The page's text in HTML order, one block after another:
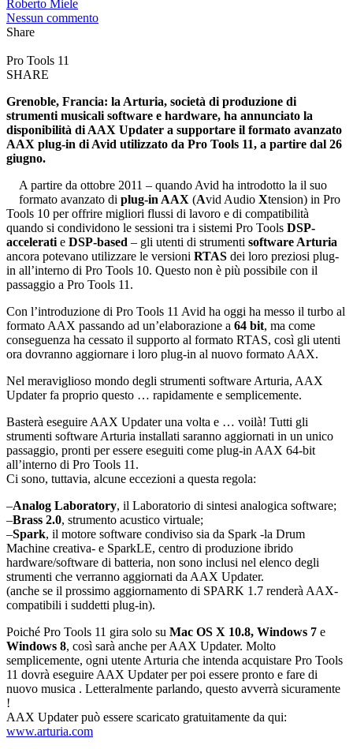
Roberto Miele
Nessun commento
Share
Pro Tools 11
SHARE
Grenoble, Francia: la Arturia, società di produzione di
strumenti musicali software e hardware, ha annunciato la
disponibilità di AAX Updater a supportare il formato avanzato
AAX plug-in di Avid utilizzato da Pro Tools 11, a partire dal 26
giugno.
A partire da ottobre 2011 – quando Avid ha introdotto la il suo
formato avanzato di plug-in AAX (Avid Audio Xtension) in Pro
Tools 10 per offrire migliori flussi di lavoro e di compatibilità
quando si condividono le sessioni tra i sistemi Pro Tools DSP-
accelerati e DSP-based – gli utenti di strumenti software Arturia
ancora potevano utilizzare le versioni RTAS dei loro preziosi plug-
in all’interno di Pro Tools 10. Questo non è più possibile con il
passaggio a Pro Tools 11.
Con l’introduzione di Pro Tools 11 Avid ha oggi ha messo il turbo al
formato AAX passando ad un’elaborazione a 64 bit, ma come
conseguenza ha cessato il supporto al formato RTAS, così gli utenti
ora dovranno aggiornare i loro plug-in al nuovo formato AAX.
Nel meraviglioso mondo degli strumenti software Arturia, AAX
Updater fa proprio questo … rapidamente e semplicemente.
Basterà eseguire AAX Updater una volta e … voilà! Tutti gli
strumenti software Arturia installati saranno aggiornati in un unico
passaggio, pronti per essere eseguiti come plug-in AAX 64-bit
all’interno di Pro Tools 11.
Ci sono, tuttavia, alcune eccezioni a questa regola:
–Analog Laboratory, il Laboratorio di sintesi analogica software;
–Brass 2.0, strumento acustico virtuale;
–Spark, il motore software condiviso sia da Spark -la Drum
Machine creativa- e SparkLE, centro di produzione ibrido
hardware/software di batteria, non sono inclusi nel elenco degli
strumenti che verranno aggiornati da AAX Updater.
(anche se il prossimo aggiornamento di SPARK 1.7 renderà AAX-
compatibili i suddetti plug-in).
Poiché Pro Tools 11 gira solo su Mac OS X 10.8, Windows 7 e
Windows 8, così sarà anche per AAX Updater. Molto
semplicemente, ogni utente Arturia che intenda acquistare Pro Tools
11 dovrà eseguire AAX Updater per poi essere pronto e fare di
nuovo musica . Letteralmente parlando, questo avverrà sicuramente
!
AAX Updater può essere scaricato gratuitamente da qui:
www.arturia.com